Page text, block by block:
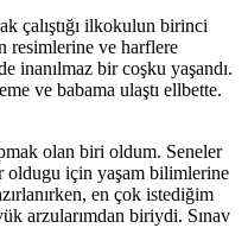
çalıştığı ilkokulun birinci
resimlerine ve harflere
inanılmaz bir coşku yaşandı.
ve babama ulaştı ellbette.
olan biri oldum. Seneler
oldugu için yaşam bilimlerine
en çok istediğim
arzularımdan biriydi. Sınav